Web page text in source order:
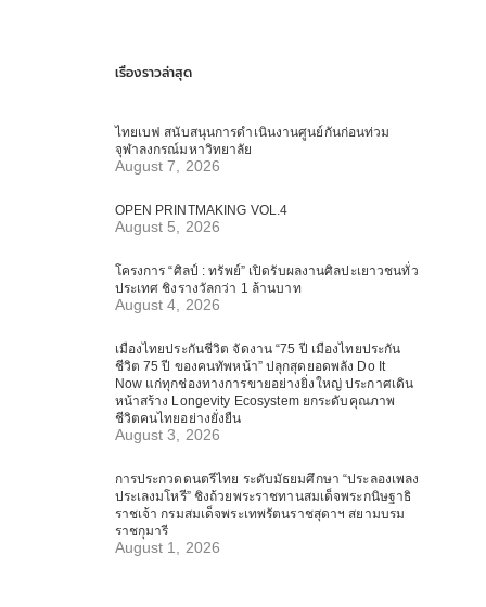
เรื่องราวล่าสุด
ไทยเบฟ สนับสนุนการดำเนินงานศูนย์กันก่อนท่วม
จุฬาลงกรณ์มหาวิทยาลัย
August 7, 2026
OPEN PRINTMAKING VOL.4
August 5, 2026
โครงการ “ศิลป์ : ทรัพย์” เปิดรับผลงานศิลปะเยาวชนทั่ว
ประเทศ ชิงรางวัลกว่า 1 ล้านบาท
August 4, 2026
เมืองไทยประกันชีวิต จัดงาน “75 ปี เมืองไทยประกัน
ชีวิต 75 ปี ของคนทัพหน้า” ปลุกสุดยอดพลัง Do It
Now แก่ทุกช่องทางการขายอย่างยิ่งใหญ่ ประกาศเดิน
หน้าสร้าง Longevity Ecosystem ยกระดับคุณภาพ
ชีวิตคนไทยอย่างยั่งยืน
August 3, 2026
การประกวดดนตรีไทย ระดับมัธยมศึกษา “ประลองเพลง
ประเลงมโหรี” ชิงถ้วยพระราชทานสมเด็จพระกนิษฐาธิ
ราชเจ้า กรมสมเด็จพระเทพรัตนราชสุดาฯ สยามบรม
ราชกุมารี
August 1, 2026